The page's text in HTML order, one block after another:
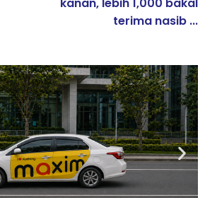
terima nasib ...